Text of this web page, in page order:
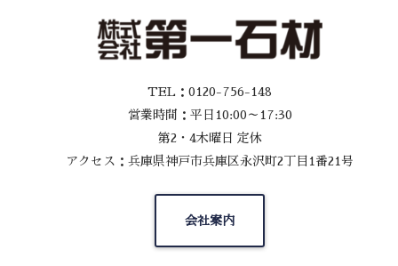
TEL：0120-756-148
営業時間：平日10:00～17:30
第2・4木曜日 定休
アクセス：兵庫県神戸市兵庫区永沢町2丁目1番21号
会社案内